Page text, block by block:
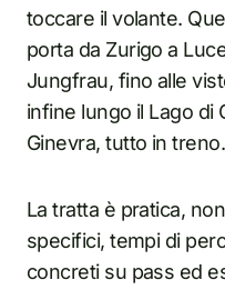
toccare il volante.
porta da Zurigo a
Jungfrau, fino alle
infine lungo il Lago di
Ginevra, tutto in treno.
La tratta è pratica,
specifici, tempi di
concreti su pass ed